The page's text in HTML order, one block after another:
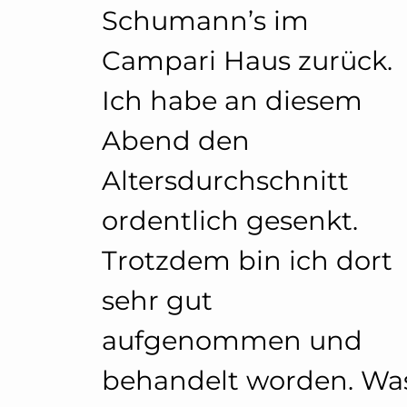
Schumann’s im
Campari Haus zurück.
Ich habe an diesem
Abend den
Altersdurchschnitt
ordentlich gesenkt.
Trotzdem bin ich dort
sehr gut
aufgenommen und
behandelt worden.